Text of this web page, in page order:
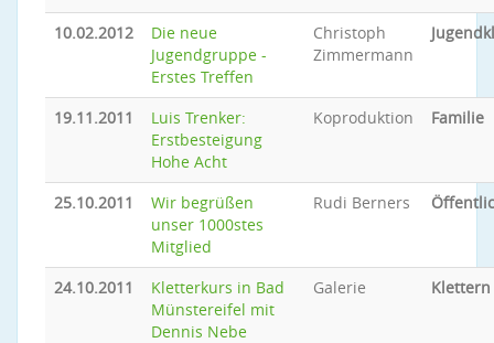
10.02.2012
Die neue
Jugendgruppe -
Erstes Treffen
Christoph
Zimmermann
19.11.2011
Luis Trenker:
Erstbesteigung
Hohe Acht
Koproduktion Familie
25.10.2011
Wir begrüßen
unser 1000stes
Mitglied
Rudi Berners
24.10.2011
Kletterkurs in Bad
Münstereifel mit
Dennis Nebe
Galerie Klettern